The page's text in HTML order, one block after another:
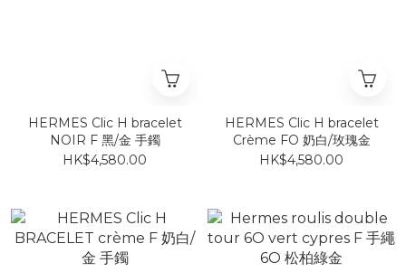
HERMES Clic H bracelet
NOIR F 黑/金 手鐲
HK$4,580.00
HERMES Clic H bracelet
Crème FO 奶白/玫瑰金
HK$4,580.00